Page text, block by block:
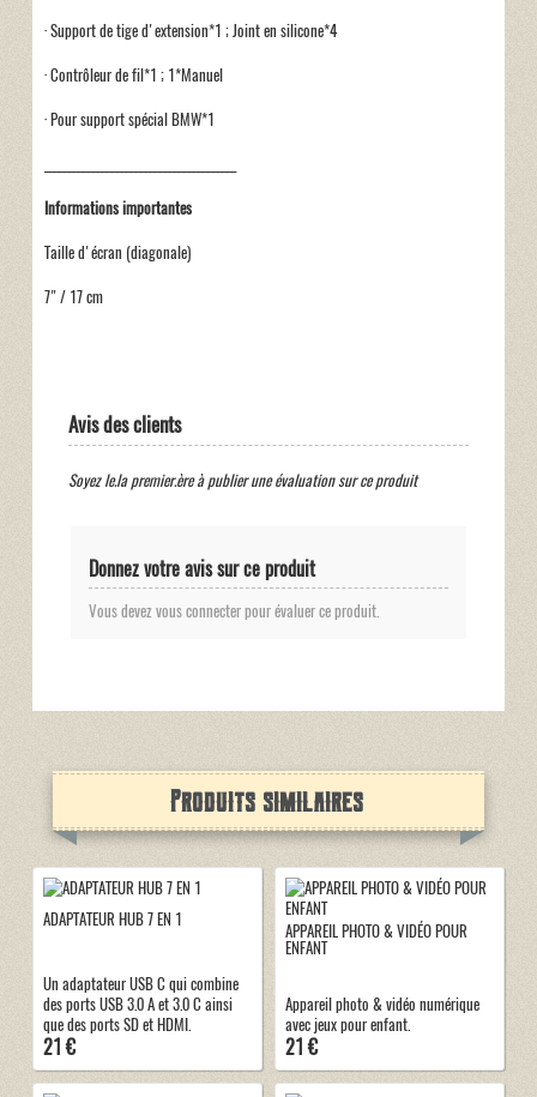
· Support de tige d'extension*1 ; Joint en silicone*4
· Contrôleur de fil*1 ; 1*Manuel
· Pour support spécial BMW*1
Informations importantes
Taille d'écran (diagonale)
7" / 17 cm
Avis des clients
Soyez le.la premier.ère à publier une évaluation sur ce produit
Donnez votre avis sur ce produit
Vous devez vous connecter pour évaluer ce produit.
Produits similaires
ADAPTATEUR HUB 7 EN 1
Un adaptateur USB C qui combine
des ports USB 3.0 A et 3.0 C ainsi
que des ports SD et HDMI.
21 €
APPAREIL PHOTO & VIDÉO POUR
ENFANT
Appareil photo & vidéo numérique
avec jeux pour enfant.
21 €